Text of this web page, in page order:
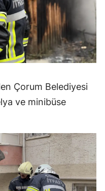
Van
Yozgat
Zonguldak
Bayburt
Kırıkkale
Batman
Şırnak
Çorum Belediyesi
ve minibüse